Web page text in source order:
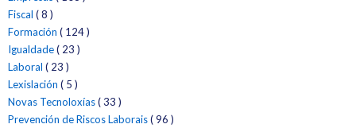
Fiscal ( 8 )
Formación ( 124 )
Igualdade( 23 )
Laboral ( 23 )
Lexislación ( 5 )
Novas Tecnoloxías( 33 )
Prevención de Riscos Laborais( 96 )